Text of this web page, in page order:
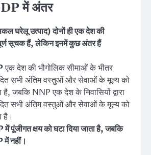
में अंतर
घरेलू उत्पाद) दोनों ही एक देश की
सूचक हैं, लेकिन इनमें कुछ अंतर हैं
एक देश की भौगोलिक सीमाओं के भीतर
सभी अंतिम वस्तुओं और सेवाओं के मूल्य को
है, जबकि NNP एक देश के निवासियों द्वारा
सभी अंतिम वस्तुओं और सेवाओं के मूल्य को
है।
पूंजीगत क्षय को घटा दिया जाता है, जबकि
में नहीं।